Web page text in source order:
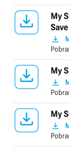

My
Save

 My

 My
